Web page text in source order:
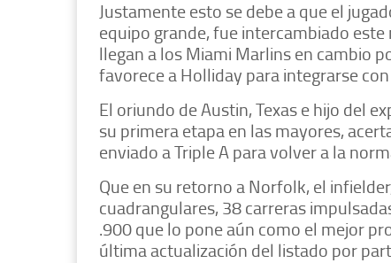
Justamente esto se debe a que el
equipo grande, fue intercambiado
llegan a los Miami Marlins en cambio
favorece a Holliday para integrarse
El oriundo de Austin, Texas e hijo del
su primera etapa en las mayores,
enviado a Triple A para volver a la
Que en su retorno a Norfolk, el
cuadrangulares, 38 carreras
.900 que lo pone aún como el mejor
última actualización del listado por